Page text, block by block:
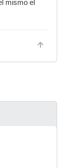
mismo el